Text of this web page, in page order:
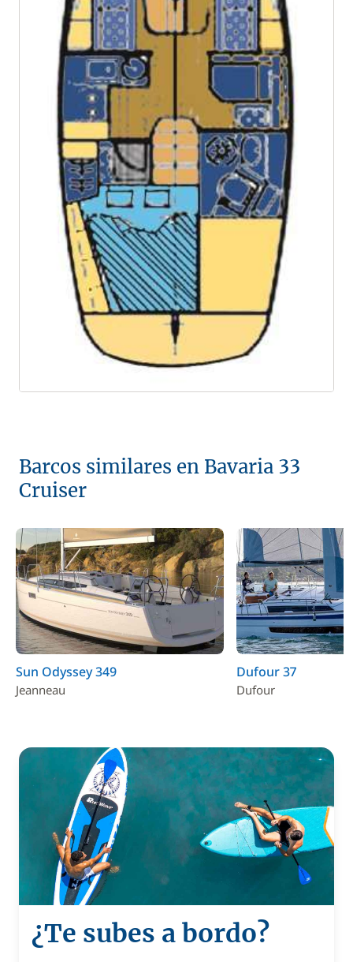
Barcos similares en Bavaria 33
Cruiser
Sun Odyssey 349
Jeanneau
Dufour 37
Dufour
¿Te subes a bordo?